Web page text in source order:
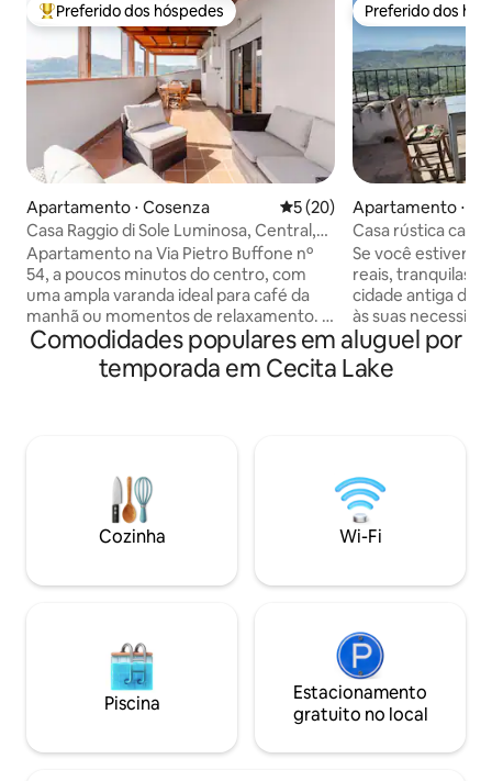
Entre os melhores preferidos dos hóspedes
Preferido dos hóspedes
Apartamento ⋅ Cosenza 5 de uma avaliação média
5 (20)
Casa Raggio di Sole Luminosa, Central,
Sua.
Apartamento na Via Pietro Buffone nº
54, a poucos minutos do centro, com
uma ampla varanda ideal para café da
manhã ou momentos de relaxamento. A
5 minutos do município de Cosenza e a
300 m de Corso Mazzini, a rua principal
da cidade. Vista da Ponte de Calatrava
lavar roupa, máquina de lavar louça,
cozinha equipada e ar condicionado.
Perfeito para quem procura praticidade,
conforto e uma localização estratégica.
Preferido dos
Preferido dos
Apartamento ⋅
Casa rústica
cidade
Se você estiver
reais, tranquilas
cidade antiga da
às suas
cidade antiga, a
Hoje em dia,
aqui. Meu pai
tradição da Calábria. Importante: a
maneira de
Pietrapaola é de
público ou táxi
Comodidades populares em aluguel por
temporada em Cecita Lake
Cozinha Wi-Fi
Piscina
Estacionamento
gratuito no local